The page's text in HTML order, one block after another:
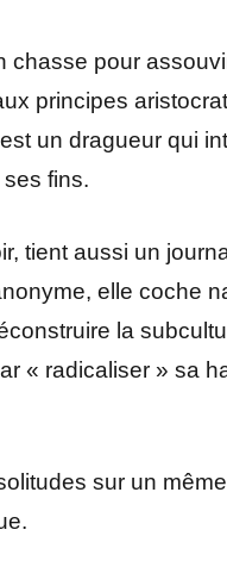
chasse pour
principes
un dragueur qui
fins.
tient aussi un
elle coche
la
« radicaliser » sa
sur un